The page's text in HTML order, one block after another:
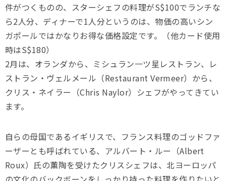
件がつくものの、スターシェフの料理がS$100でランチな
ら2人分、ディナーで1人分というのは、物価の高いシン
ガポールではかなりお得な価格設定です。（他カード使用
時はS$180）
2月は、オランダから、ミシュラン一ツ星レストラン、レ
ストラン・ヴェルメール（Restaurant Vermeer）から、
クリス・ネイラー（Chris Naylor）シェフがやってきてい
ます。
自らの母国であるイギリスで、フランス料理のゴッドファ
ーザーとも呼ばれている、アルバート・ルー（Albert
Roux）氏の薫陶を受けたクリスシェフは、北ヨーロッパ